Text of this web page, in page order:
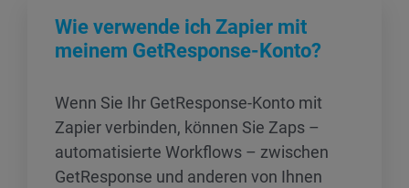
Wie verwende ich Zapier mit
meinem GetResponse-Konto?
Wenn Sie Ihr GetResponse-Konto mit
Zapier verbinden, können Sie Zaps –
automatisierte Workflows – zwischen
GetResponse und anderen von Ihnen